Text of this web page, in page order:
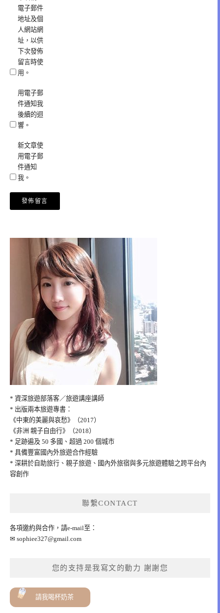
電子郵件
地址及個
人網站網
址，以供
下次發佈
留言時使
用。
用電子郵
件通知我
後續的迴
響。
新文章使
用電子郵
件通知
我。
* 資深旅遊部落客／旅遊講座講師
* 出版兩本旅遊專書：
《中東的美麗與哀愁》（2017）
《非洲 親子自由行》（2018）
* 足跡遍及 50 多國、超過 200 個城市
* 具備豐富國內外旅遊合作經驗
* 深耕於自助旅行、親子旅遊、國內外旅宿與多元旅遊體驗之跨平台內
容創作
聯繫CONTACT
各項邀約與合作，請e-mail至：
✉ sophiee327@gmail.com
您的支持是我寫文的動力 謝謝您
請我喝杯奶茶